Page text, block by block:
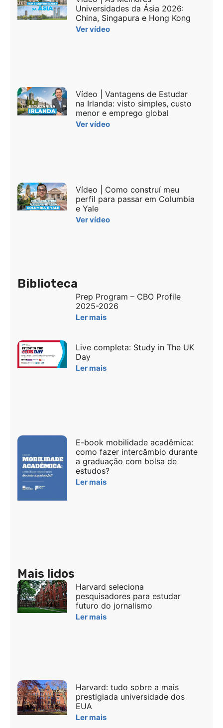
Universidades da Ásia 2026:
China, Singapura e Hong Kong
Ver vídeo
Vídeo | Vantagens de Estudar
na Irlanda: visto simples, custo
menor e emprego global
Ver vídeo
Vídeo | Como construí meu
perfil para passar em Columbia
e Yale
Ver vídeo
Biblioteca
Prep Program – CBO Profile
2025-2026
Ler mais
Live completa: Study in The UK
Day
Ler mais
E-book mobilidade acadêmica:
como fazer intercâmbio durante
a graduação com bolsa de
estudos?
Ler mais
Mais lidos
Harvard seleciona
pesquisadores para estudar
futuro do jornalismo
Ler mais
Harvard: tudo sobre a mais
prestigiada universidade dos
EUA
Ler mais